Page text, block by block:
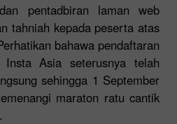
pentadbiran laman web
tahniah kepada peserta atas
bahawa pendaftaran
Asia seterusnya telah
sehingga 1 September
maraton ratu cantik